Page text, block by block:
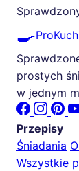
🍳
prostych
w jednym
Przepisy
Śniadania
Wszystkie